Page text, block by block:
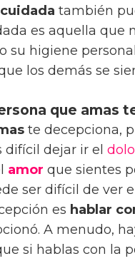
también
es aquella que
su higiene
los demás se
que amas
te decepciona,
difícil dejar ir el
amor que sientes
ser difícil de ver
es hablar
A menudo,
si hablas con la